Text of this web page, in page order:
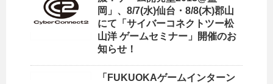
岡」、8/7(水)仙台・8/8(木)郡山
にて「サイバーコネクトツー松
山洋 ゲームセミナー」開催のお
知らせ！
「FUKUOKAゲームインターン